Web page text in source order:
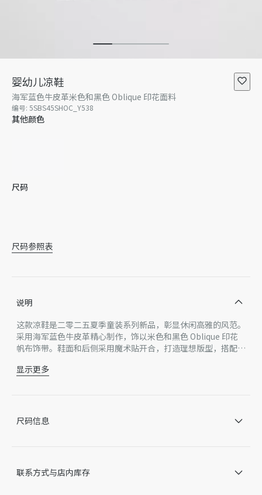
婴幼儿凉鞋
海军蓝色牛皮革米色和黑色 Oblique 印花面料
编号: 5SBS45SHOC_Y538
其他颜色
尺码
尺码参照表
说明
这款凉鞋是二零二五夏季童装系列新品，彰显休闲高雅的风范。
采用海军蓝色牛皮革精心制作，饰以米色和黑色 Oblique 印花
帆布饰带。鞋面和后侧采用魔术贴开合，打造理想版型，搭配厚
可与本季各种休闲造型轻松搭配。还有适合男童的更大号版本。
鞋面饰以 Dior 压花标志
皮革内底饰以 Dior 标志
黑色橡胶外底
因技术局限、产品改良或生产批次等原因，网站中的信息可能存
显示更多
尺码信息
联系方式与店内库存